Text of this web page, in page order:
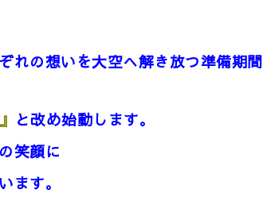
れの想いを大空へ解き放つ準備期間
と改め始動します。
笑顔に
ます。